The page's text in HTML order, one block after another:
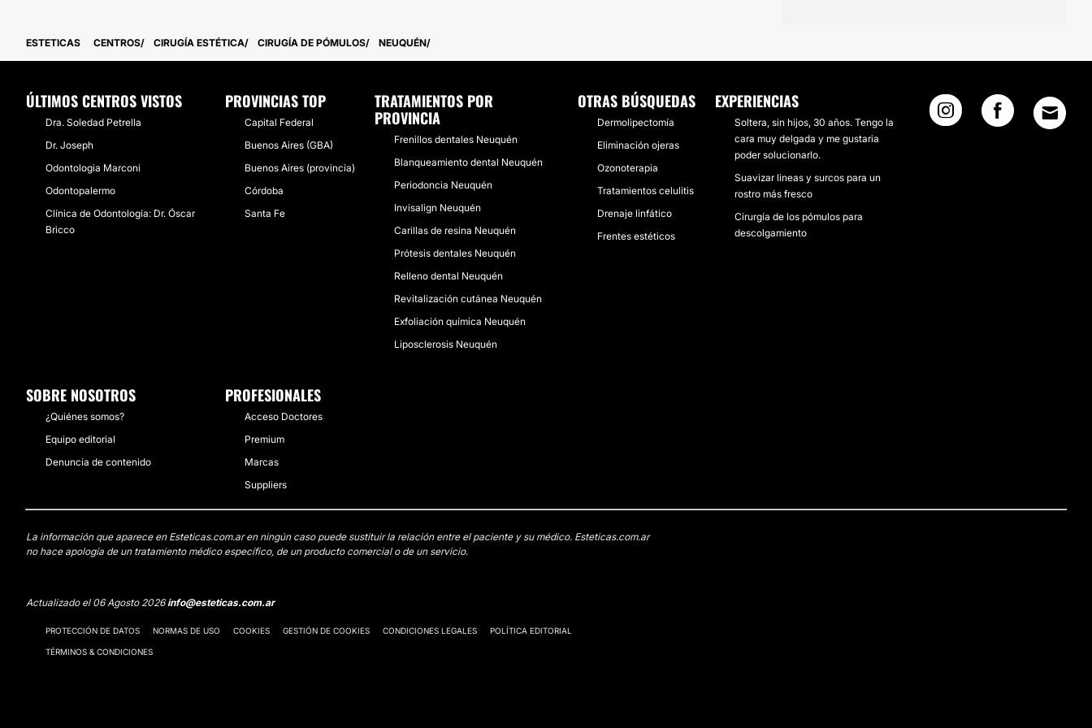
ESTETICAS CENTROS CIRUGÍA ESTÉTICA CIRUGÍA DE PÓMULOS NEUQUÉN
ÚLTIMOS CENTROS VISTOS
Dra. Soledad Petrella
Dr. Joseph
Odontologia Marconi
Odontopalermo
Clínica de Odontología: Dr. Óscar
Bricco
PROVINCIAS TOP
Capital Federal
Buenos Aires (GBA)
Buenos Aires (provincia)
Córdoba
Santa Fe
TRATAMIENTOS POR
PROVINCIA
Frenillos dentales Neuquén
Blanqueamiento dental Neuquén
Periodoncia Neuquén
Invisalign Neuquén
Carillas de resina Neuquén
Prótesis dentales Neuquén
Relleno dental Neuquén
Revitalización cutánea Neuquén
Exfoliación química Neuquén
Liposclerosis Neuquén
OTRAS BÚSQUEDAS
Dermolipectomía
Eliminación ojeras
Ozonoterapia
Tratamientos celulitis
Drenaje linfático
Frentes estéticos
EXPERIENCIAS
Soltera, sin hijos, 30 años. Tengo la
cara muy delgada y me gustaria
poder solucionarlo.
Suavizar lineas y surcos para un
rostro más fresco
Cirurgía de los pómulos para
descolgamiento
SOBRE NOSOTROS
¿Quiénes somos?
Equipo editorial
Denuncia de contenido
PROFESIONALES
Acceso Doctores
Premium
Marcas
Suppliers
La información que aparece en Esteticas.com.ar en ningún caso puede sustituir la relación entre el paciente y su médico. Esteticas.com.ar
no hace apología de un tratamiento médico específico, de un producto comercial o de un servicio.
Actualizado el 06 Agosto 2026info@esteticas.com.ar
PROTECCIÓN DE DATOS NORMAS DE USO COOKIES GESTIÓN DE COOKIES CONDICIONES LEGALES POLÍTICA EDITORIAL
TÉRMINOS & CONDICIONES